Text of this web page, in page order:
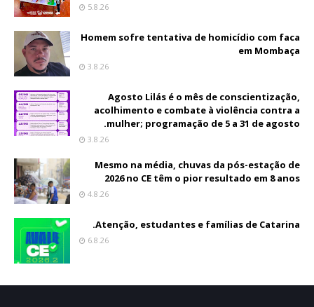
5.8.26
Homem sofre tentativa de homicídio com faca
em Mombaça
3.8.26
Agosto Lilás é o mês de conscientização,
acolhimento e combate à violência contra a
mulher; programação de 5 a 31 de agosto.
3.8.26
Mesmo na média, chuvas da pós-estação de
2026 no CE têm o pior resultado em 8 anos
4.8.26
Atenção, estudantes e famílias de Catarina.
6.8.26